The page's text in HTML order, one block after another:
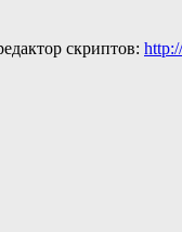
скриптов: